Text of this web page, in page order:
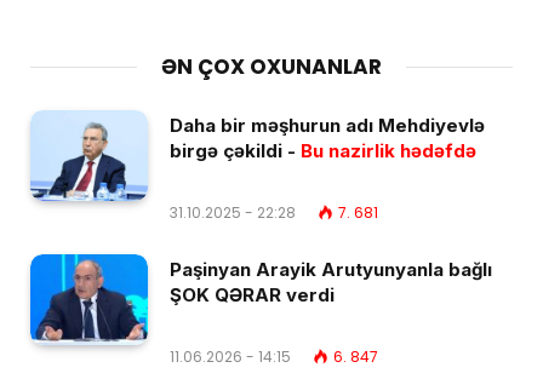
ƏN ÇOX OXUNANLAR
Daha bir məşhurun adı Mehdiyevlə
birgə çəkildi - Bu nazirlik hədəfdə
31.10.2025 - 22:28 7. 681
Paşinyan Arayik Arutyunyanla bağlı
ŞOK QƏRAR verdi
11.06.2026 - 14:15 6. 847